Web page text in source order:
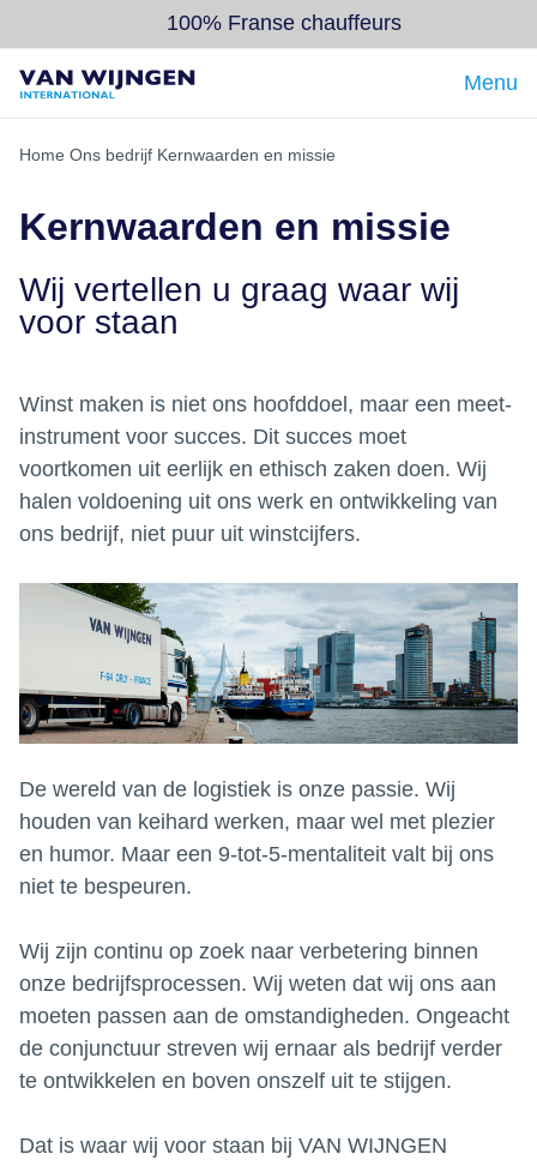
100% Franse chauffeurs
Terug
Transport van en naar Frankrijk
Transport van en naar Italië
Transport van en naar Zwitserland
Transport van en naar Luxemburg
Spoedtransport Frankrijk
Wijntransport Frankrijk
Terug
Ons team
Wie wij zijn
Ons wagenpark
Unieke betrouwbaarheid
Bericht van de CEO
Kernwaarden en missie
Terug
Bij ons op kantoor
Op de weg
Als student
Vacatures
Menu
Home Ons bedrijf Kernwaarden en missie
Kernwaarden en missie
Wij vertellen u graag waar wij
voor staan
Winst maken is niet ons hoofddoel, maar een meet-
instrument voor succes. Dit succes moet
voortkomen uit eerlijk en ethisch zaken doen. Wij
halen voldoening uit ons werk en ontwikkeling van
ons bedrijf, niet puur uit winstcijfers.
De wereld van de logistiek is onze passie. Wij
houden van keihard werken, maar wel met plezier
en humor. Maar een 9-tot-5-mentaliteit valt bij ons
niet te bespeuren.
Wij zijn continu op zoek naar verbetering binnen
onze bedrijfsprocessen. Wij weten dat wij ons aan
moeten passen aan de omstandigheden. Ongeacht
de conjunctuur streven wij ernaar als bedrijf verder
te ontwikkelen en boven onszelf uit te stijgen.
Dat is waar wij voor staan bij VAN WIJNGEN